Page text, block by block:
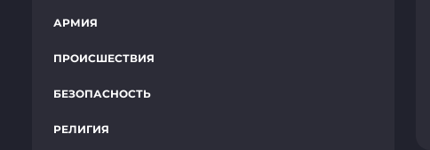
АРМИЯ
ПРОИСШЕСТВИЯ
БЕЗОПАСНОСТЬ
РЕЛИГИЯ